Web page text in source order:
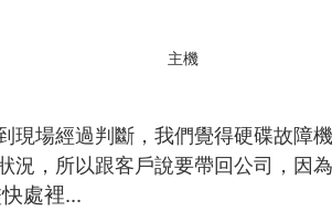
主機
現場經過判斷，我們覺得硬碟故障
況，所以跟客戶說要帶回公司，因
處裡...